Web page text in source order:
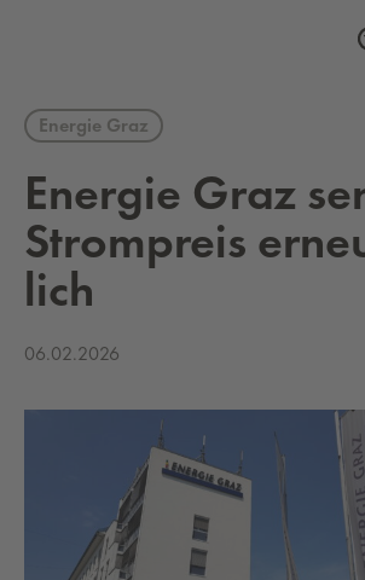
Energie Graz
Ener­gie Graz
Strom­preis
lich
06.02.2026